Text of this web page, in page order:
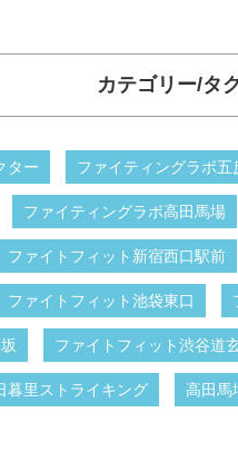
カテゴリー/タ
ター ファイティングラボ五
ファイティングラボ高田馬場
ファイトフィット新宿西口駅前
ファイトフィット池袋東口
ファイトフィット渋谷道
暮里ストライキング 高田馬